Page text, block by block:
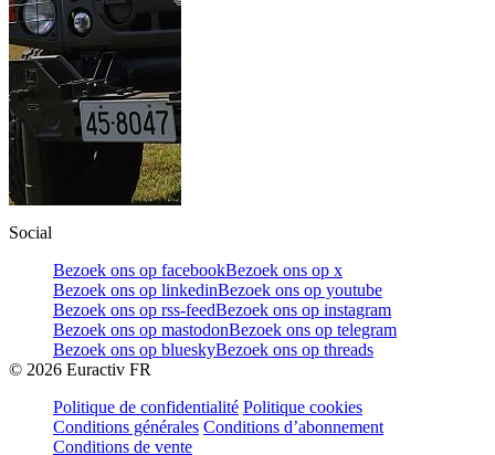
Social
Bezoek ons op facebookBezoek ons op x
Bezoek ons op linkedinBezoek ons op youtube
Bezoek ons op rss-feedBezoek ons op instagram
Bezoek ons op mastodonBezoek ons op telegram
Bezoek ons op blueskyBezoek ons op threads
© 2026 Euractiv FR
Politique de confidentialité Politique cookies
Conditions générales Conditions d’abonnement
Conditions de vente